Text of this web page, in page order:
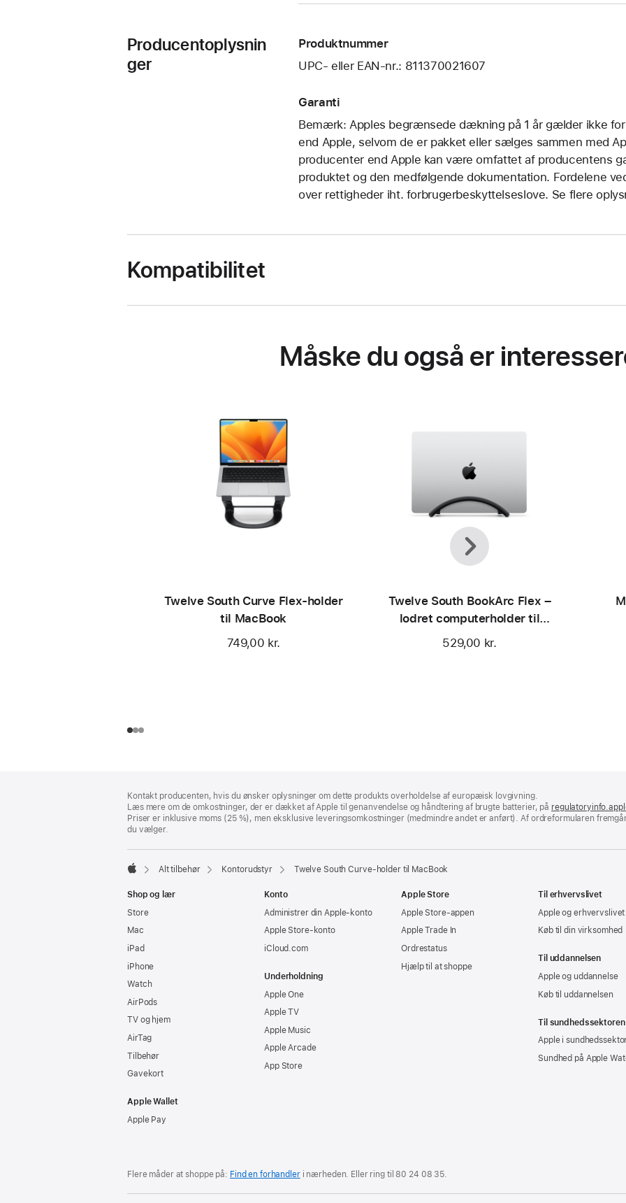
Producentoplysnin
ger
Produktnummer
UPC- eller EAN-nr.: 811370021607
Garanti
Bemærk: Apples begrænsede dækning på 1 år gælder ikke
end Apple, selvom de er pakket eller sælges sammen med
producenter end Apple kan være omfattet af producentens
produktet og den medfølgende dokumentation. Fordelene
over rettigheder iht. forbrugerbeskyttelseslove. Se flere
Kompatibilitet
Måske du også er
Twelve South Curve Flex-holder
til MacBook
749,00 kr.
Twelve South BookArc Flex –
lodret computerholder til
MacBook
529,00 kr.
Forrige
Næste
Kontakt producenten, hvis du ønsker oplysninger om dette produkts overholdelse af europæisk lovgivning.
Læs mere om de omkostninger, der er dækket af Apple til genanvendelse og håndtering af brugte batterier, på
Priser er inklusive moms (25 %), men eksklusive leveringsomkostninger (medmindre andet er anført). Af ordreformularen
du vælger.
Alt tilbehør Kontorudstyr Twelve South Curve-holder til MacBook
Shop og lær
Store
Mac
iPad
iPhone
Watch
AirPods
TV og hjem
AirTag
Tilbehør
Gavekort
Apple Wallet
Apple Pay
Konto
Administrer din Apple-konto
Apple Store-konto
iCloud.com
Underholdning
Apple One
Apple TV
Apple Music
Apple Arcade
App Store
Apple Store
Apple Store-appen
Apple Trade In
Ordrestatus
Hjælp til at shoppe
Til erhvervslivet
Apple og erhvervslivet
Køb til din virksomhed
Til uddannelsen
Apple og uddannelse
Køb til uddannelsen
Til sundhedssektoren
Apple i
Sundhed på Apple
Flere måder at shoppe på: Find en forhandleri nærheden. Eller ring til80 24 08 35.